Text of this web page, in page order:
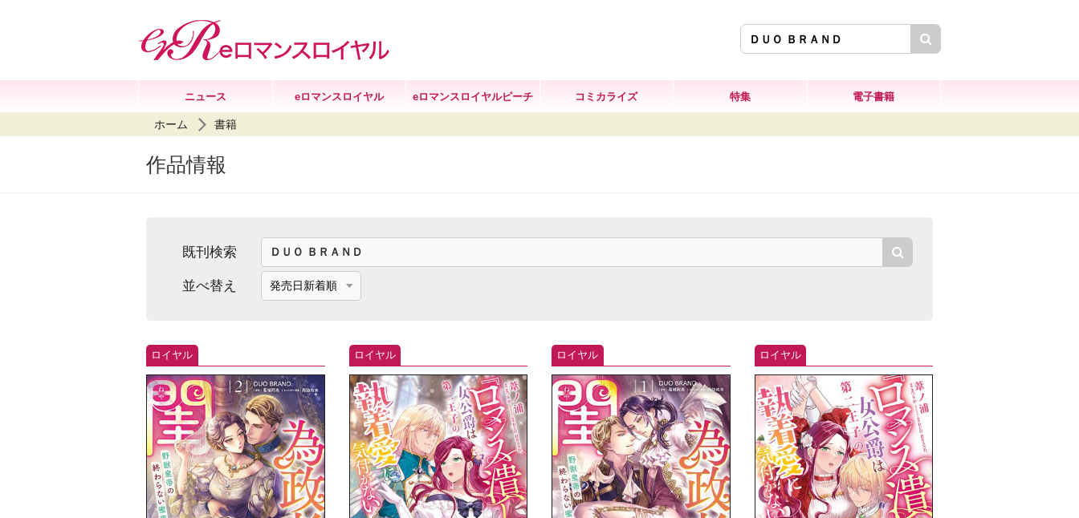
ニュース eロマンスロイヤル eロマンスロイヤルピーチ コミカライズ 特集 電子書籍
ホーム 書籍
作品情報
既刊検索
並べ替え
ロイヤル ロイヤル ロイヤル ロイヤル